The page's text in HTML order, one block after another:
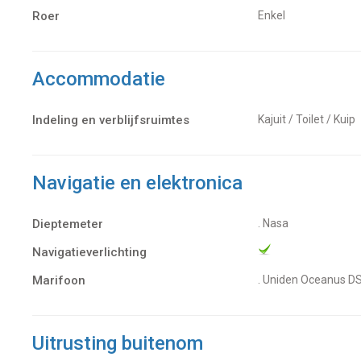
Roer Enkel
Accommodatie
Indeling en verblijfsruimtes Kajuit / Toilet / Kuip
Navigatie en elektronica
Dieptemeter . Nasa
Navigatieverlichting
Marifoon
. Uniden Oceanus
Uitrusting buitenom